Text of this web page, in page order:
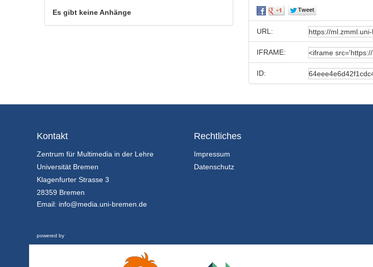
Es gibt keine Anhänge
URL:
IFRAME:
ID:
Kontakt
Zentrum für Multimedia in der Lehre
Universität Bremen
Klagenfurter Strasse 3
28359 Bremen
Email: info@media.uni-bremen.de
Rechtliches
Impressum
Datenschutz
powered by